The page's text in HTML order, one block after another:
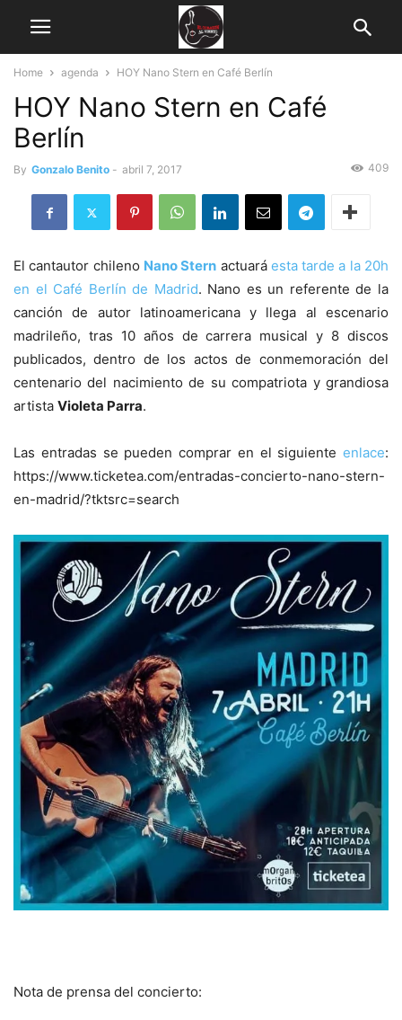
Home agenda HOY Nano Stern en Café Berlín
HOY Nano Stern en Café
Berlín
By Gonzalo Benito - abril 7, 2017 409
El cantautor chileno Nano Stern actuará esta tarde a la 20h
en el Café Berlín de Madrid. Nano es un referente de la
canción de autor latinoamericana y llega al escenario
madrileño, tras 10 años de carrera musical y 8 discos
publicados, dentro de los actos de conmemoración del
centenario del nacimiento de su compatriota y grandiosa
artista Violeta Parra.
Las entradas se pueden comprar en el siguiente enlace:
https://www.ticketea.com/entradas-concierto-nano-stern-
en-madrid/?tktsrc=search
Nota de prensa del concierto: